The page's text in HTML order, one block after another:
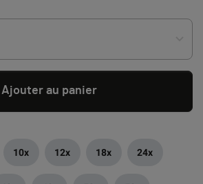
Ajouter au panier
10x 12x 18x 24x